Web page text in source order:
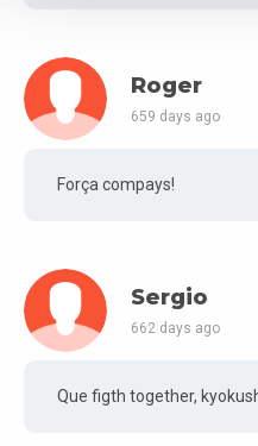
Roger
659 days ago
Força compays!
Sergio
662 days ago
Que figth together,